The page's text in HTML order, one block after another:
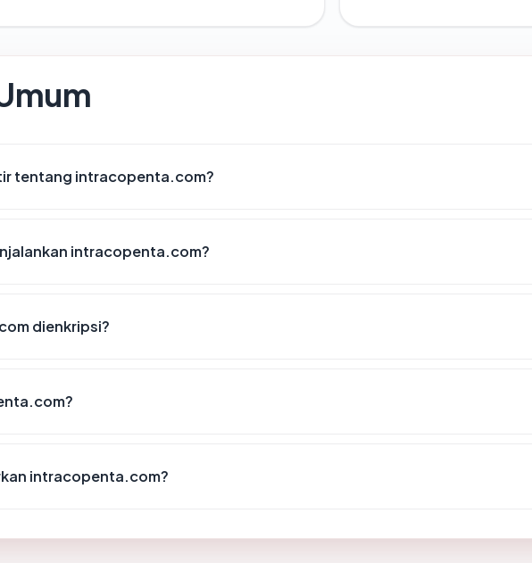
tentang intracopenta.com?
intracopenta.com?
dienkripsi?
intracopenta.com?